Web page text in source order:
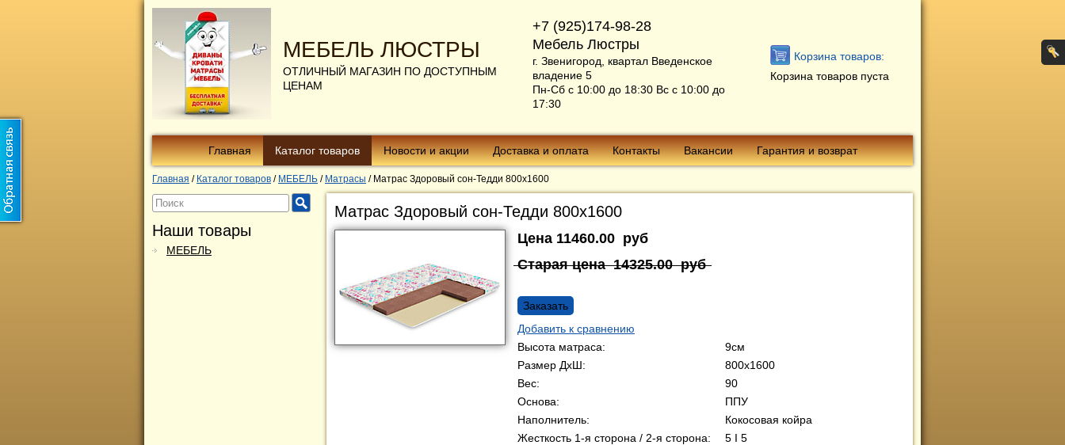
МЕБЕЛЬ ЛЮСТРЫ
ОТЛИЧНЫЙ МАГАЗИН ПО ДОСТУПНЫМ
ЦЕНАМ
+7 (925)174-98-28
Мебель Люстры
г. Звенигород, квартал Введенское
владение 5
Пн-Сб с 10:00 до 18:30 Вс с 10:00 до
17:30
Корзина товаров:
Корзина товаров пуста
Главная Каталог товаров Новости и акции Доставка и оплата Контакты Вакансии Гарантия и возврат
Главная / Каталог товаров / МЕБЕЛЬ / Матрасы / Матрас Здоровый сон-Тедди 800х1600
Наши товары
МЕБЕЛЬ
Матрас Здоровый сон-Тедди 800х1600
Цена 11460.00 руб
Старая цена 14325.00 руб
Заказать
Добавить к сравнению
Высота матраса:
9см
Размер ДхШ:
800х1600
Вес:
90
Основа:
ППУ
Наполнитель:
Кокосовая койра
Жесткость 1-я сторона / 2-я сторона:
5 I 5